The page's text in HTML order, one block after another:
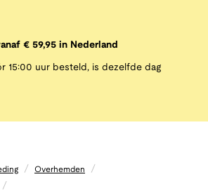
€ 59,95 in Nederland
15:00 uur besteld, is dezelfde dag
/ Overhemden /
/